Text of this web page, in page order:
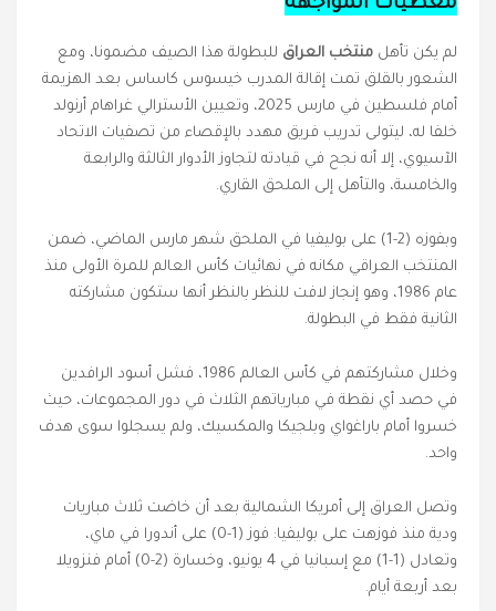
معطيات المواجهة
لم يكن تأهل منتخب العراق للبطولة هذا الصيف مضمونا، ومع
الشعور بالقلق تمت إقالة المدرب خيسوس كاساس بعد الهزيمة
أمام فلسطين في مارس 2025، وتعيين الأسترالي غراهام أرنولد
خلفا له، ليتولى تدريب فريق مهدد بالإقصاء من تصفيات الاتحاد
الآسيوي، إلا أنه نجح في قيادته لتجاوز الأدوار الثالثة والرابعة
والخامسة، والتأهل إلى الملحق القاري.
وبفوزه (2-1) على بوليفيا في الملحق شهر مارس الماضي، ضمن
المنتخب العراقي مكانه في نهائيات كأس العالم للمرة الأولى منذ
عام 1986، وهو إنجاز لافت للنظر بالنظر أنها ستكون مشاركته
الثانية فقط في البطولة.
وخلال مشاركتهم في كأس العالم 1986، فشل أسود الرافدين
في حصد أي نقطة في مبارياتهم الثلاث في دور المجموعات، حيث
خسروا أمام باراغواي وبلجيكا والمكسيك، ولم يسجلوا سوى هدف
واحد.
وتصل العراق إلى أمريكا الشمالية بعد أن خاضت ثلاث مباريات
ودية منذ فوزهت على بوليفيا: فوز (1-0) على أندورا في ماي،
وتعادل (1-1) مع إسبانيا في 4 يونيو، وخسارة (2-0) أمام فنزويلا
بعد أربعة أيام.